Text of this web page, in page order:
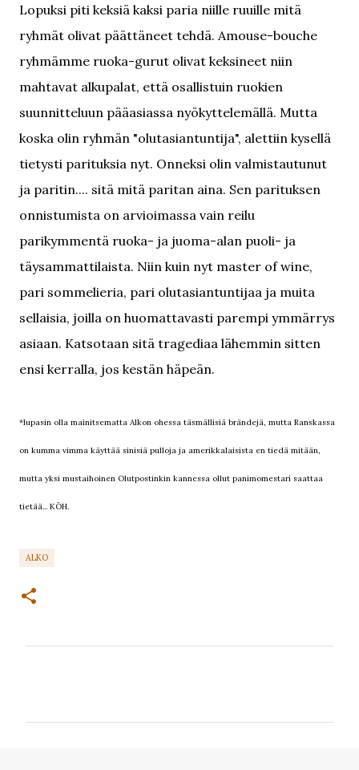
Lopuksi piti keksiä kaksi paria niille ruuille mitä
ryhmät olivat päättäneet tehdä. Amouse-bouche
ryhmämme ruoka-gurut olivat keksineet niin
mahtavat alkupalat, että osallistuin ruokien
suunnitteluun pääasiassa nyökyttelemällä. Mutta
koska olin ryhmän "olutasiantuntija", alettiin kysellä
tietysti parituksia nyt. Onneksi olin valmistautunut
ja paritin.... sitä mitä paritan aina. Sen parituksen
onnistumista on arvioimassa vain reilu
parikymmentä ruoka- ja juoma-alan puoli- ja
täysammattilaista. Niin kuin nyt master of wine,
pari sommelieria, pari olutasiantuntijaa ja muita
sellaisia, joilla on huomattavasti parempi ymmärrys
asiaan. Katsotaan sitä tragediaa lähemmin sitten
ensi kerralla, jos kestän häpeän.
*lupasin olla mainitsematta Alkon ohessa täsmällisiä brändejä, mutta Ranskassa
on kumma vimma käyttää sinisiä pulloja ja amerikkalaisista en tiedä mitään,
mutta yksi mustaihoinen Olutpostinkin kannessa ollut panimomestari saattaa
tietää... KÖH.
ALKO